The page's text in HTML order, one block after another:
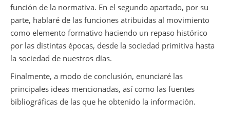
función de la normativa. En el segundo apartado, por su
parte, hablaré de las funciones atribuidas al movimiento
como elemento formativo haciendo un repaso histórico
por las distintas épocas, desde la sociedad primitiva hasta
la sociedad de nuestros días.
Finalmente, a modo de conclusión, enunciaré las
principales ideas mencionadas, así como las fuentes
bibliográficas de las que he obtenido la información.